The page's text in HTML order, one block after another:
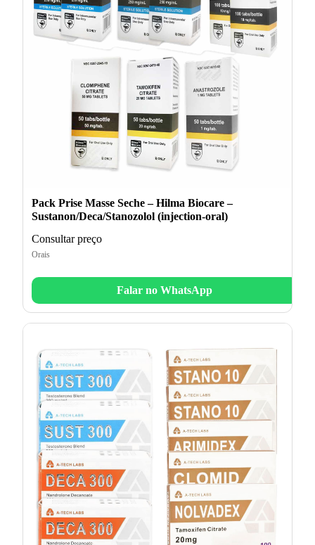
Pack Prise Masse Seche – Hilma Biocare –
Sustanon/Deca/Stanozolol (injection-oral)
Consultar preço
Orais
Falar no WhatsApp